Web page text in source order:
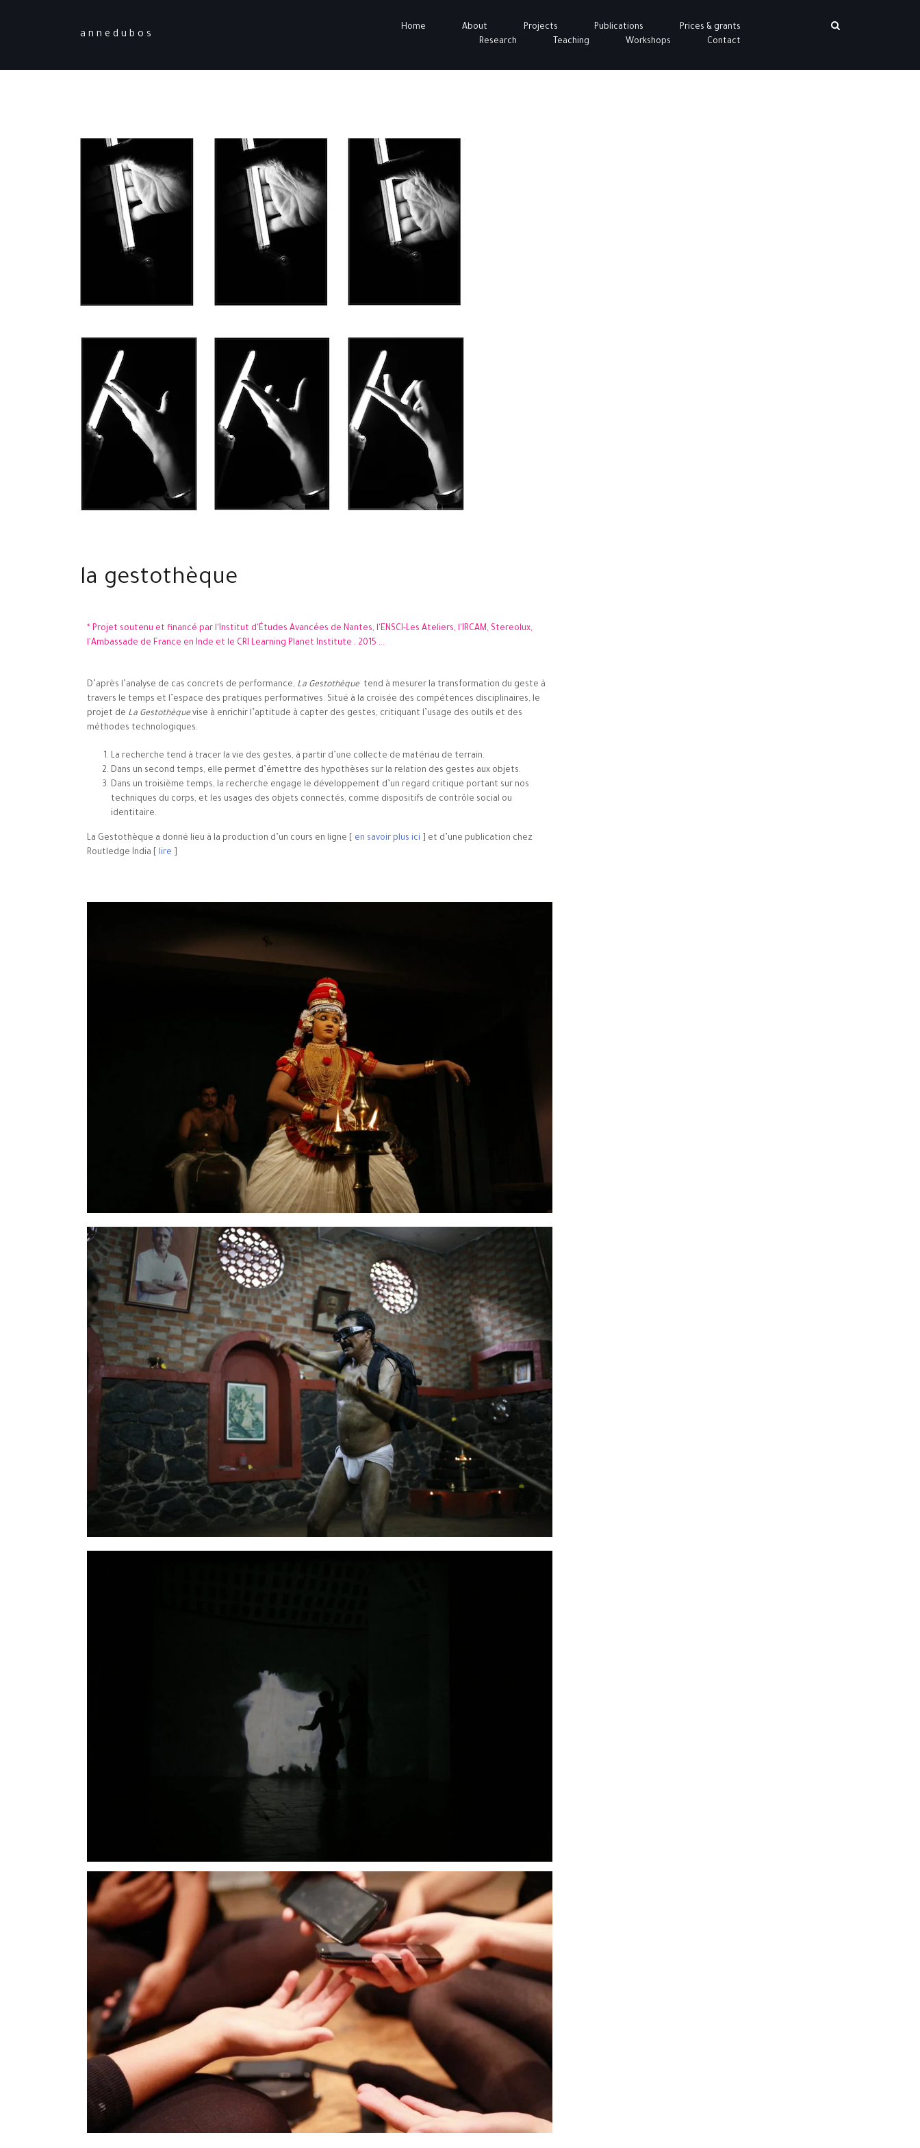
a n n e d u b o s
Home About Projects Publications
Prices & grants
Research
Teaching Workshops Contact
la gestothèque
* Projet soutenu et financé par l'Institut d'Études Avancées de Nantes, l'ENSCI-Les Ateliers, l'IRCAM, Stereolux,
l'Ambassade de France en Inde et le CRI Learning Planet Institute . 2015 ...
D’après l’analyse de cas concrets de performance, La Gestothèque tend à mesurer la transformation du geste à
travers le temps et l’espace des pratiques performatives. Situé à la croisée des compétences disciplinaires, le
projet de La Gestothèquevise à enrichir l’aptitude à capter des gestes, critiquant l’usage des outils et des
méthodes technologiques.
La recherche tend à tracer la vie des gestes, à partir d’une collecte de matériau de terrain.
Dans un second temps, elle permet d’émettre des hypothèses sur la relation des gestes aux objets.
Dans un troisième temps, la recherche engage le développement d’un regard critique portant sur nos
techniques du corps, et les usages des objets connectés, comme dispositifs de contrôle social ou
identitaire.
La Gestothèque a donné lieu à la production d’un cours en ligne [ en savoir plus ici ] et d’une publication chez
Routledge India [ lire ]